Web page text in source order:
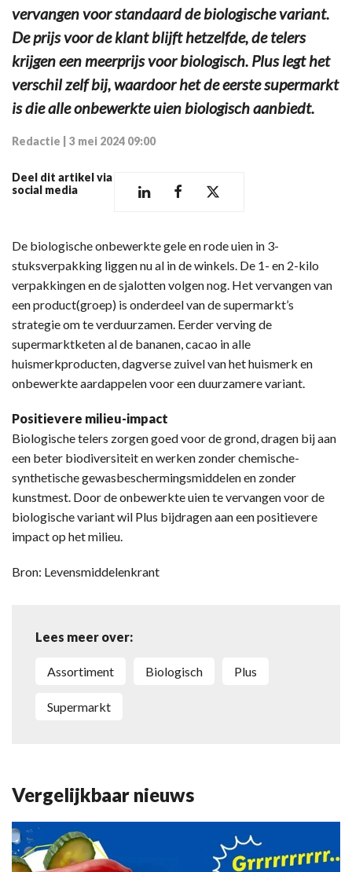
vervangen voor standaard de biologische variant.
De prijs voor de klant blijft hetzelfde, de telers
krijgen een meerprijs voor biologisch. Plus legt het
verschil zelf bij, waardoor het de eerste supermarkt
is die alle onbewerkte uien biologisch aanbiedt.
Redactie 3 mei 2024 09:00
Deel dit artikel via
social media
De biologische onbewerkte gele en rode uien in 3-
stuksverpakking liggen nu al in de winkels. De 1- en 2-kilo
verpakkingen en de sjalotten volgen nog. Het vervangen van
een product(groep) is onderdeel van de supermarkt’s
strategie om te verduurzamen. Eerder verving de
supermarktketen al de bananen, cacao in alle
huismerkproducten, dagverse zuivel van het huismerk en
onbewerkte aardappelen voor een duurzamere variant.
Positievere milieu-impact
Biologische telers zorgen goed voor de grond, dragen bij aan
een beter biodiversiteit en werken zonder chemische-
synthetische gewasbeschermingsmiddelen en zonder
kunstmest. Door de onbewerkte uien te vervangen voor de
biologische variant wil Plus bijdragen aan een positievere
impact op het milieu.
Bron: Levensmiddelenkrant
Lees meer over:
Assortiment Biologisch Plus
Supermarkt
Vergelijkbaar nieuws